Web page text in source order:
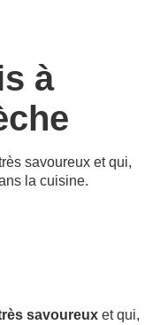
à
savoureux et qui,
la cuisine.
savoureux et qui,